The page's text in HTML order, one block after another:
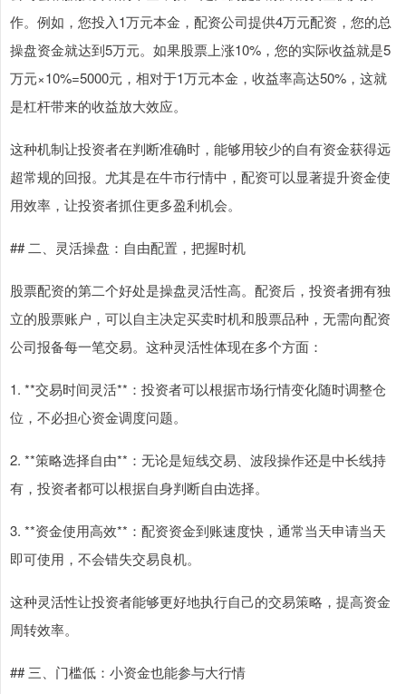
作。例如，您投入1万元本金，配资公司提供4万元配资，您的总
操盘资金就达到5万元。如果股票上涨10%，您的实际收益就是5
万元×10%=5000元，相对于1万元本金，收益率高达50%，这就
是杠杆带来的收益放大效应。
这种机制让投资者在判断准确时，能够用较少的自有资金获得远
超常规的回报。尤其是在牛市行情中，配资可以显著提升资金使
用效率，让投资者抓住更多盈利机会。
## 二、灵活操盘：自由配置，把握时机
股票配资的第二个好处是操盘灵活性高。配资后，投资者拥有独
立的股票账户，可以自主决定买卖时机和股票品种，无需向配资
公司报备每一笔交易。这种灵活性体现在多个方面：
1. **交易时间灵活**：投资者可以根据市场行情变化随时调整仓
位，不必担心资金调度问题。
2. **策略选择自由**：无论是短线交易、波段操作还是中长线持
有，投资者都可以根据自身判断自由选择。
3. **资金使用高效**：配资资金到账速度快，通常当天申请当天
即可使用，不会错失交易良机。
这种灵活性让投资者能够更好地执行自己的交易策略，提高资金
周转效率。
## 三、门槛低：小资金也能参与大行情